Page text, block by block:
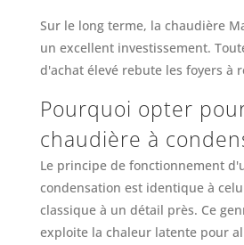
Sur le long terme, la chaudière
un excellent investissement.
d'achat élevé rebute les foyers à
Pourquoi opter
chaudière à
Le principe de fonctionnement
condensation est identique à
classique à un détail près. Ce
exploite la chaleur latente pour